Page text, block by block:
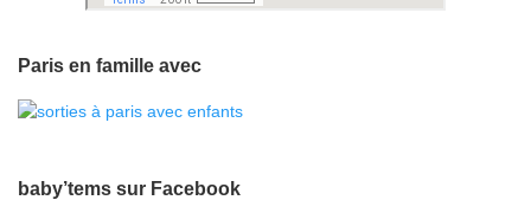
Paris en famille avec
baby’tems sur Facebook